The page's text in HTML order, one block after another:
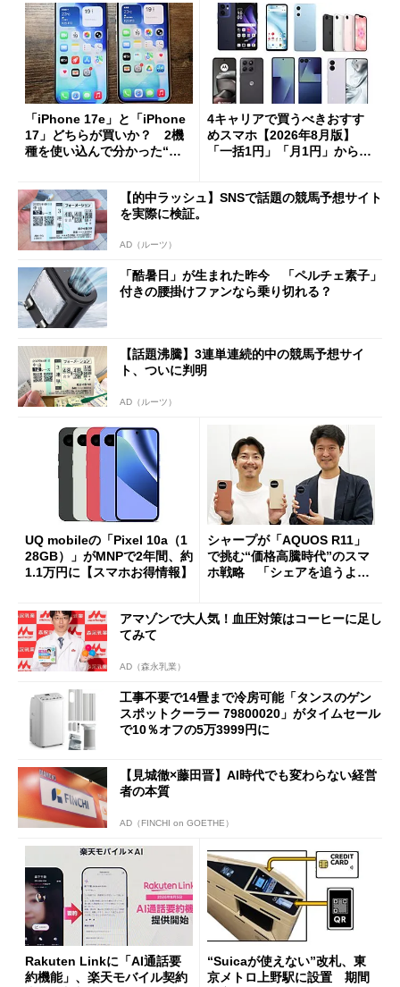
「iPhone 17e」と「iPhone
17」どちらが買いか？ 2機
種を使い込んで分かった“ス
4キャリアで買うべきおすす
めスマホ【2026年8月版】
「一括1円」「月1円」からお
【的中ラッシュ】SNSで話題の競馬予想サイト
を実際に検証。
AD（ルーツ）
「酷暑日」が生まれた昨今 「ペルチェ素子」
付きの腰掛けファンなら乗り切れる？
【話題沸騰】3連単連続的中の競馬予想サイ
ト、ついに判明
AD（ルーツ）
UQ mobileの「Pixel 10a（1
28GB）」がMNPで2年間、約
1.1万円に【スマホお得情報】
シャープが「AQUOS R11」
で挑む“価格高騰時代”のスマ
ホ戦略 「シェアを追うより
アマゾンで大人気！血圧対策はコーヒーに足し
てみて
AD（森永乳業）
工事不要で14畳まで冷房可能「タンスのゲン
スポットクーラー 79800020」がタイムセール
で10％オフの5万3999円に
【見城徹×藤田晋】AI時代でも変わらない経営
者の本質
AD（FINCHI on GOETHE）
Rakuten Linkに「AI通話要
約機能」、楽天モバイル契約
“Suicaが使えない”改札、東
京メトロ上野駅に設置 期間